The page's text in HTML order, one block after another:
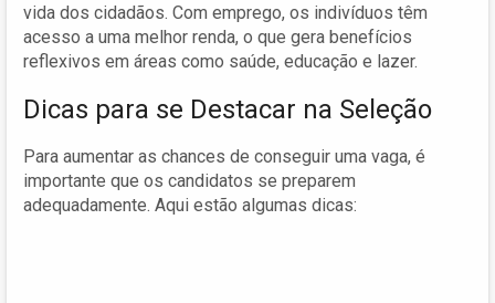
vida dos cidadãos. Com emprego, os indivíduos têm
acesso a uma melhor renda, o que gera benefícios
reflexivos em áreas como saúde, educação e lazer.
Dicas para se Destacar na Seleção
Para aumentar as chances de conseguir uma vaga, é
importante que os candidatos se preparem
adequadamente. Aqui estão algumas dicas: